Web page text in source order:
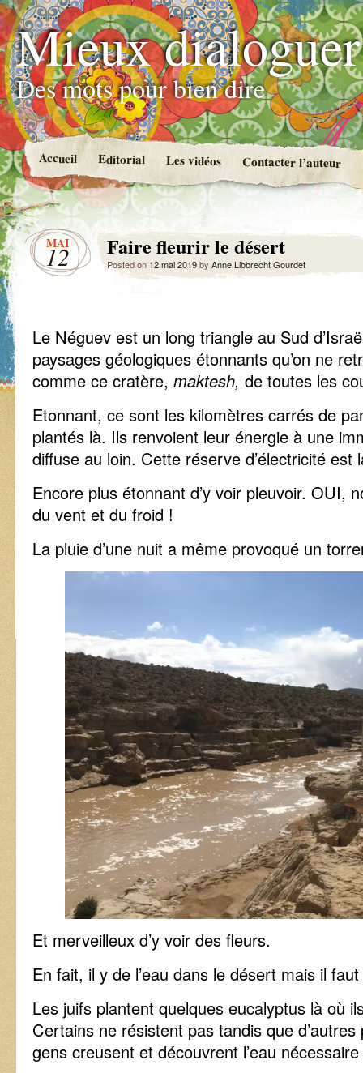
Mieux dialoguer
Des mots pour bien dire
Accueil Editorial Les vidéos Contacter l’auteur
MAI
12 Faire fleurir le désert
Posted on 12 mai 2019by Anne Libbrecht Gourdet
Le Néguev est un long triangle au Sud
paysages géologiques étonnants qu’on ne
comme ce cratère, maktesh, de toutes les
Etonnant, ce sont les kilomètres carrés de
plantés là. Ils renvoient leur énergie à une
diffuse au loin. Cette réserve d’électricité est
Encore plus étonnant d’y voir pleuvoir. OUI,
du vent et du froid !
La pluie d’une nuit a même provoqué un
Et merveilleux d’y voir des fleurs.
En fait, il y de l’eau dans le désert mais il
Les juifs plantent quelques eucalyptus là où
Certains ne résistent pas tandis que
gens creusent et découvrent l’eau